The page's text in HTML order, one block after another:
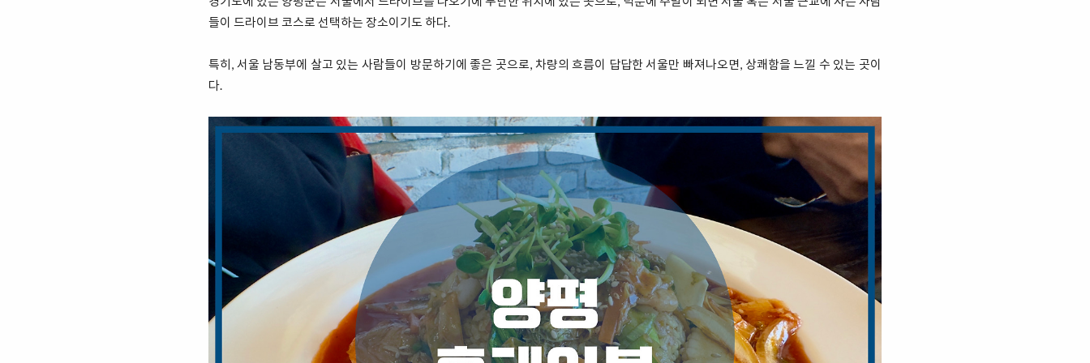
들이 드라이브 코스로 선택하는 장소이기도 하다.
특히, 서울 남동부에 살고 있는 사람들이 방문하기에 좋은 곳으로, 차량의 흐름이 답답한 서울만 빠져나오면, 상쾌함을 느낄 수 있는 곳이
다.